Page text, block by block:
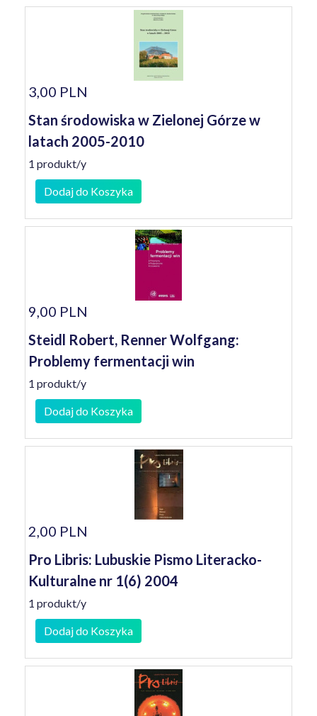
3,00 PLN
Stan środowiska w Zielonej Górze w
latach 2005-2010
1 produkt/y
Dodaj do Koszyka
9,00 PLN
Steidl Robert, Renner Wolfgang:
Problemy fermentacji win
1 produkt/y
Dodaj do Koszyka
2,00 PLN
Pro Libris: Lubuskie Pismo Literacko-
Kulturalne nr 1(6) 2004
1 produkt/y
Dodaj do Koszyka